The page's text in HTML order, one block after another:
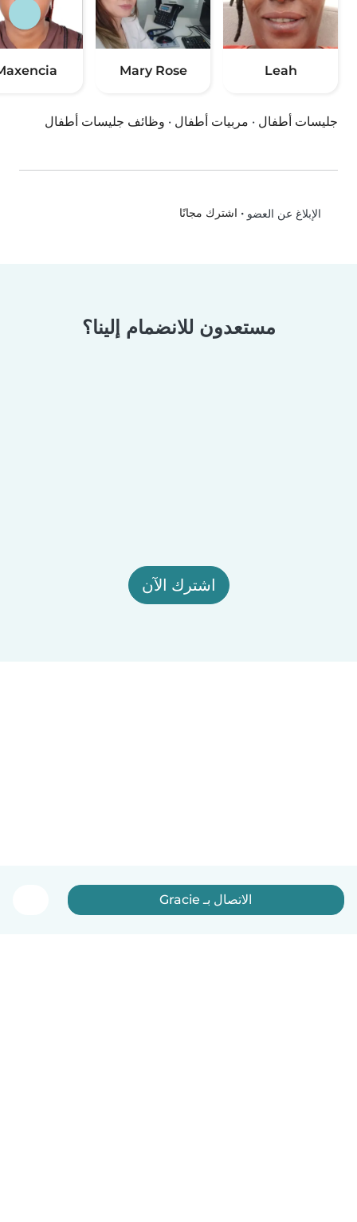
Leah
Mary Rose
جليسات أطفال · مربيات أطفال · وظائف جليسات أطفال
الإبلاغ عن العضو • اشترك مجانًا
مستعدون للانضمام إلينا؟
اشترك الآن
الاتصال بـ Gracie